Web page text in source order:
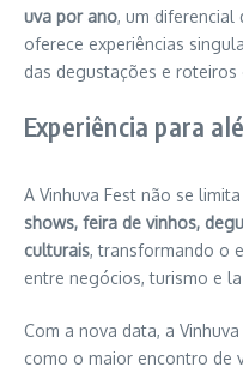
uva por ano, um diferencial
oferece experiências
das degustações e roteiros
Experiência para
A Vinhuva Fest não se
shows, feira de vinhos,
culturais, transformando o
entre negócios, turismo e
Com a nova data, a
como o maior encontro de